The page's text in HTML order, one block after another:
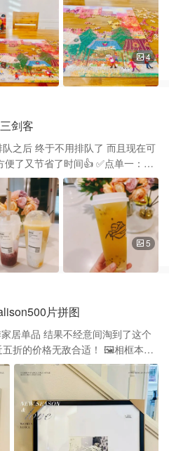
调 拼的时候就可以从突出的帐篷
虽然看上去有点复杂 但是每棵树的
易 拼完了超美，推荐！
4
剑客
之后 终于不用排队了 而且现在可
省了时间👍 ✅点单一：wx
转化成人民币的几十块钱一杯 瞬
二：喜茶app下单 可以美金付款
，真的能吃到杨梅 最上面的奶泡也
这不就是杨枝甘露的完美替代么
不错 💕 Passion Fruit Blast 清凉
道
5
片拼图
居单品 结果不经意间淘到了这个
质量也特别好 本来的设计是放照
20*20 这不是天选拼图框么😆 配
美😍 拼图｜超美的Gailson拼图｜